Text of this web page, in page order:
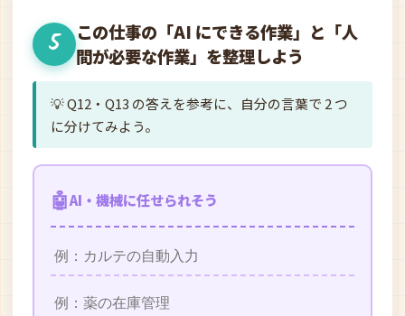
5
この仕事の「AI にできる作業」と「人
間が必要な作業」を整理しよう
💡 Q12・Q13 の答えを参考に、自分の言葉で 2 つ
に分けてみよう。
🤖AI・機械に任せられそう